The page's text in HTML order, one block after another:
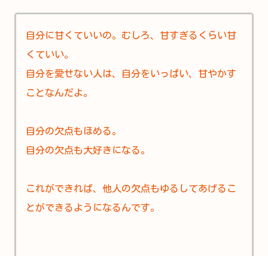
自分に甘くていいの。むしろ、甘すぎるくらい甘
くていい。
自分を愛せない人は、自分をいっぱい、甘やかす
ことなんだよ。
自分の欠点もほめる。
自分の欠点も大好きになる。
これができれば、他人の欠点もゆるしてあげるこ
とができるようになるんです。